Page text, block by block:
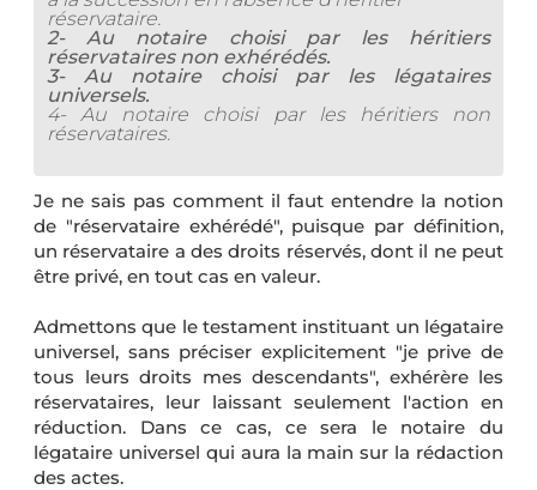
réservataire.
2- Au notaire choisi par les héritiers
réservataires non exhérédés.
3- Au notaire choisi par les légataires
universels.
4- Au notaire choisi par les héritiers non
réservataires.
Je ne sais pas comment il faut entendre la notion
de "réservataire exhérédé", puisque par définition,
un réservataire a des droits réservés, dont il ne peut
être privé, en tout cas en valeur.
Admettons que le testament instituant un légataire
universel, sans préciser explicitement "je prive de
tous leurs droits mes descendants", exhérère les
réservataires, leur laissant seulement l'action en
réduction. Dans ce cas, ce sera le notaire du
légataire universel qui aura la main sur la rédaction
des actes.